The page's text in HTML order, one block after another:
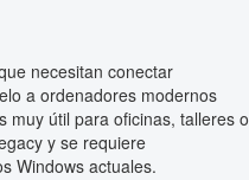
necesitan conectar
a ordenadores modernos
muy útil para oficinas, talleres o
y se requiere
Windows actuales.